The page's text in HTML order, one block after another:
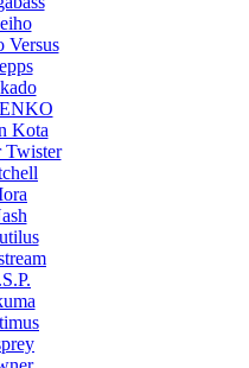
Versus
Kota
Twister